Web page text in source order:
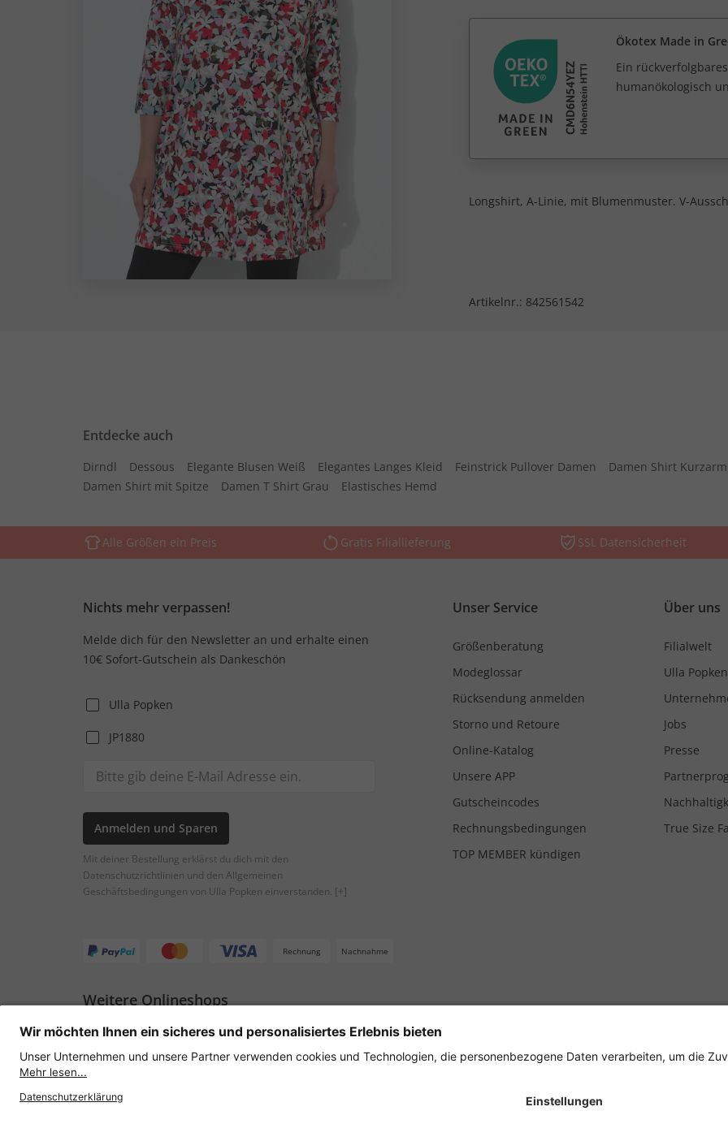
Ökotex Made in
Ein
humanökologisch
Longshirt, A-Linie, mit Blumenmuster. V-
Artikelnr.: 842561542
Entdecke auch
Dirndl Dessous Elegante Blusen Weiß Elegantes Langes Kleid Feinstrick Pullover Damen
Damen Shirt Kurzarm
Damen Shirt mit Spitze
Damen T Shirt Grau Elastisches Hemd
Alle Größen ein Preis Gratis Filiallieferung SSL Datensicherheit
Nichts mehr verpassen!
Melde dich für den Newsletter an und erhalte einen
10€ Sofort-Gutschein als Dankeschön
Ulla Popken
JP1880
Anmelden und Sparen
Mit deiner Bestellung erklärst du dich mit den
Datenschutzrichtlinien und den Allgemeinen
Geschäftsbedingungen von Ulla Popken einverstanden. [+]
Unser Service
Größenberatung
Modeglossar
Rücksendung anmelden
Storno und Retoure
Online-Katalog
Unsere APP
Gutscheincodes
Rechnungsbedingungen
TOP MEMBER kündigen
Über uns
Filialwelt
Ulla
Jobs
Presse
True Size
Rechnung Nachnahme
Weitere Onlineshops
Österreich